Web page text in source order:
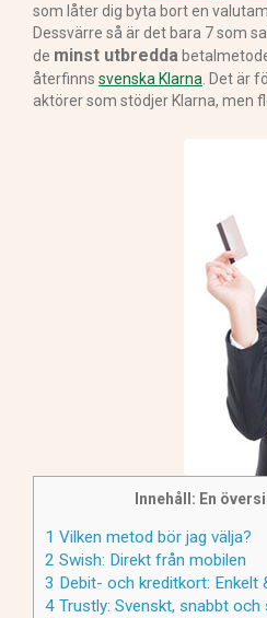
som låter dig byta bort en
Dessvärre så är det bara 7 som
de minst utbredda
återfinns svenska Klarna . Det är
aktörer som stödjer Klarna, men
Innehåll: En
1 Vilken metod bör jag välja?
2 Swish: Direkt från mobilen
3 Debit- och kreditkort: Enkelt
4 Trustly: Svenskt, snabbt och